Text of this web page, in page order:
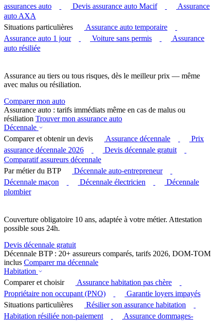
assurances auto
Devis assurance auto Macif
Assurance
auto AXA
Situations particulières
Assurance auto temporaire
Assurance auto 1 jour
Voiture sans permis
Assurance
auto résiliée
Assurance au tiers ou tous risques, dès le meilleur prix — même
avec malus ou résiliation.
Comparer mon auto
Assurance auto : tarifs immédiats même en cas de malus ou
résiliation Trouver mon assurance auto
Décennale
Comparer et obtenir un devis
Assurance décennale
Prix
assurance décennale 2026
Devis décennale gratuit
Comparatif assureurs décennale
Par métier du BTP
Décennale auto-entrepreneur
Décennale maçon
Décennale électricien
Décennale
plombier
Couverture obligatoire 10 ans, adaptée à votre métier. Attestation
possible sous 24h.
Devis décennale gratuit
Décennale BTP : 20+ assureurs comparés, tarifs 2026, DOM-TOM
inclus Comparer ma décennale
Habitation
Comparer et choisir
Assurance habitation pas chère
Propriétaire non occupant (PNO)
Garantie loyers impayés
Situations particulières
Résilier son assurance habitation
Habitation résiliée non-paiement
Assurance dommages-